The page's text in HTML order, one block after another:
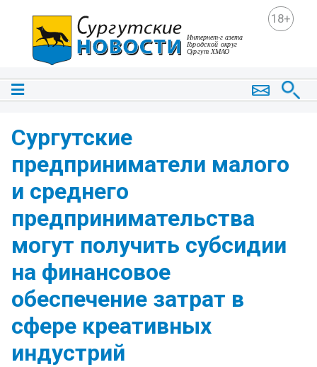
18+
Сургутские
предприниматели малого
и среднего
предпринимательства
могут получить субсидии
на финансовое
обеспечение затрат в
сфере креативных
индустрий